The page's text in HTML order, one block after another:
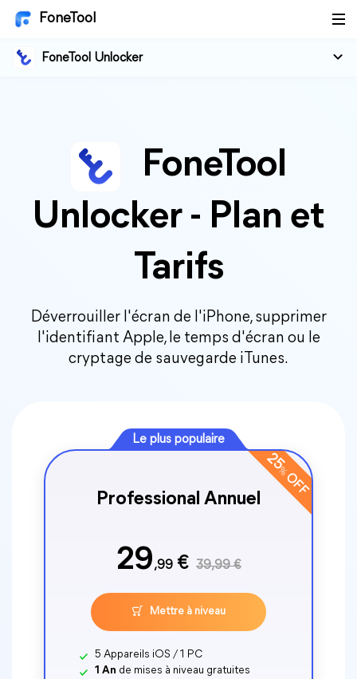
FoneTool
FoneTool Unlocker
FoneTool
Unlocker - Plan et
Tarifs
Déverrouiller l'écran de l'iPhone, supprimer
l'identifiant Apple, le temps d'écran ou le
cryptage de sauvegarde iTunes.
Le plus populaire
25
%OFF
Professional Annuel
29,99 € 39,99 €
Mettre à niveau
5 Appareils iOS / 1 PC
1 An de mises à niveau gratuites